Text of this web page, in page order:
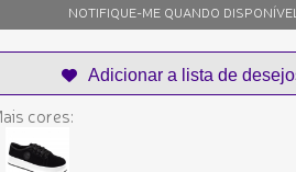
NOTIFIQUE-ME QUANDO DISPONÍVEL
cores: